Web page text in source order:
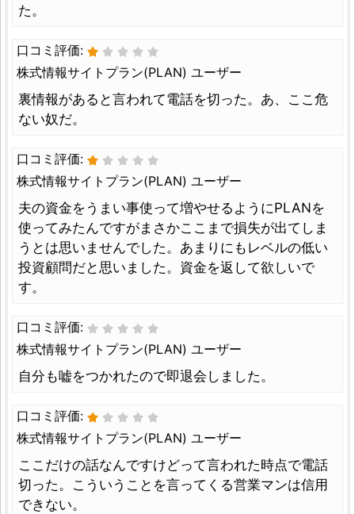
た。
口コミ評価:
株式情報サイトプラン(PLAN) ユーザー
裏情報があると言われて電話を切った。あ、ここ危
ない奴だ。
口コミ評価:
株式情報サイトプラン(PLAN) ユーザー
夫の資金をうまい事使って増やせるようにPLANを
使ってみたんですがまさかここまで損失が出てしま
うとは思いませんでした。あまりにもレベルの低い
投資顧問だと思いました。資金を返して欲しいで
す。
口コミ評価:
株式情報サイトプラン(PLAN) ユーザー
自分も嘘をつかれたので即退会しました。
口コミ評価:
株式情報サイトプラン(PLAN) ユーザー
ここだけの話なんですけどって言われた時点で電話
切った。こういうことを言ってくる営業マンは信用
できない。